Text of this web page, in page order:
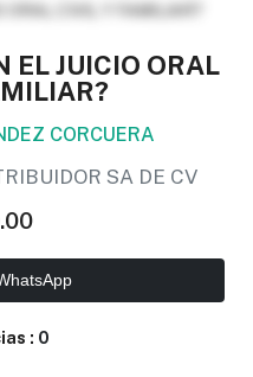
EL JUICIO ORAL
CORCUERA
SA DE CV
: 0